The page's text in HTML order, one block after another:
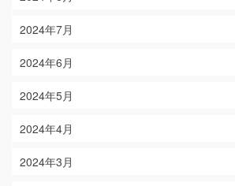
2024年7月
2024年6月
2024年5月
2024年4月
2024年3月